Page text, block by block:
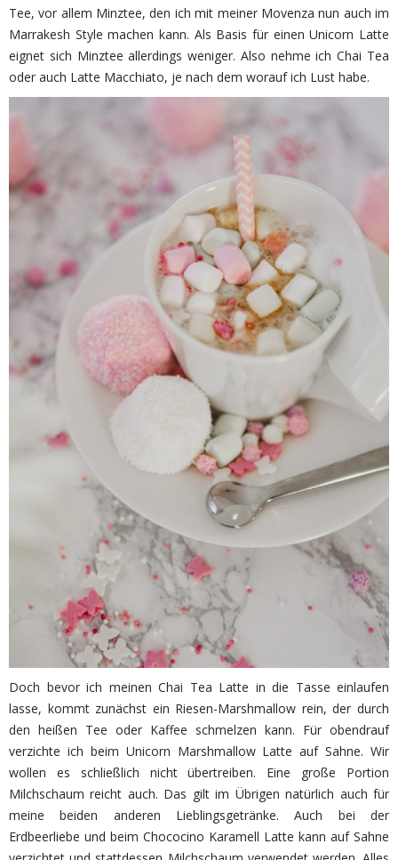
Tee, vor allem Minztee, den ich mit meiner Movenza nun auch im
Marrakesh Style machen kann. Als Basis für einen Unicorn Latte
eignet sich Minztee allerdings weniger. Also nehme ich Chai Tea
oder auch Latte Macchiato, je nach dem worauf ich Lust habe.
Doch bevor ich meinen Chai Tea Latte in die Tasse einlaufen
lasse, kommt zunächst ein Riesen-Marshmallow rein, der durch
den heißen Tee oder Kaffee schmelzen kann. Für obendrauf
verzichte ich beim Unicorn Marshmallow Latte auf Sahne. Wir
wollen es schließlich nicht übertreiben. Eine große Portion
Milchschaum reicht auch. Das gilt im Übrigen natürlich auch für
meine beiden anderen Lieblingsgetränke. Auch bei der
Erdbeerliebe und beim Chococino Karamell Latte kann auf Sahne